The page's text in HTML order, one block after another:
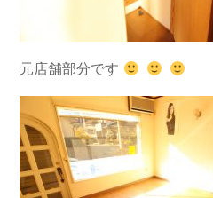
元店舗部分です